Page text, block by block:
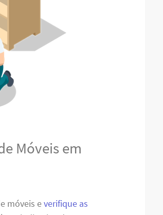
Móveis em
móveis everifique as